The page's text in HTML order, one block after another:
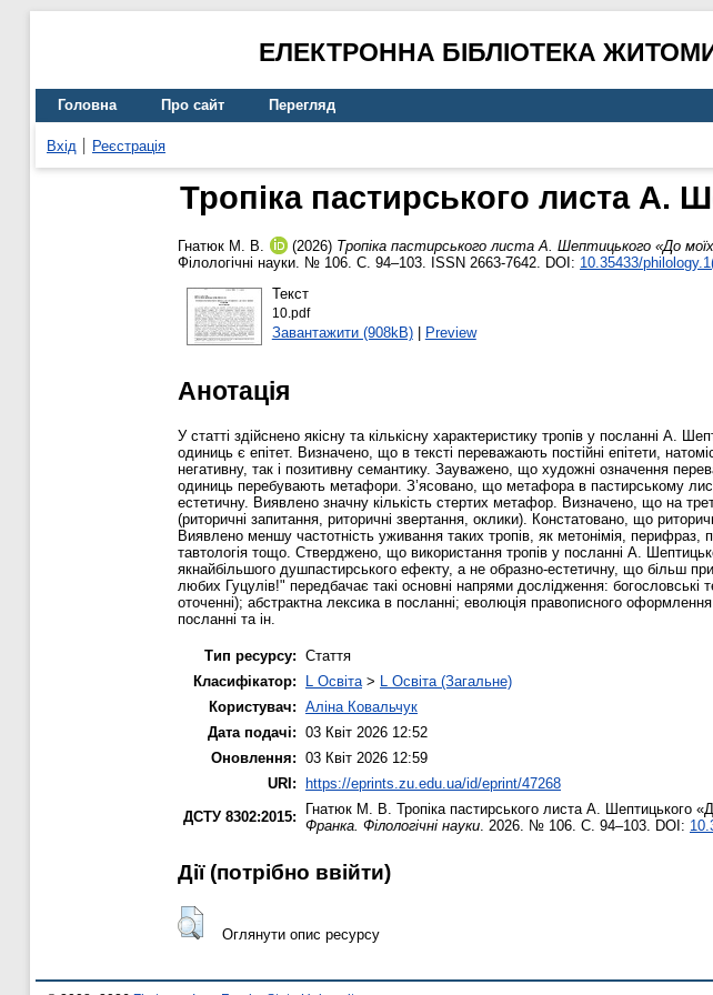
ЕЛЕКТРОННА БІБЛІОТЕКА
Головна Про сайт Перегляд
Вхід Реєстрація
Тропіка пастирського листа А.
Гнатюк М. В. (2026) Тропіка пастирського листа А. Шептицького «До
Філологічні науки. № 106. С. 94–103. ISSN 2663-7642. DOI: 10.35433/
Текст
10.pdf
Завантажити (908kB)| Preview
Анотація
У статті здійснено якісну та кількісну характеристику тропів у посланні А.
одиниць є епітет. Визначено, що в тексті переважають постійні епітети,
негативну, так і позитивну семантику. Зауважено, що художні означення
одиниць перебувають метафори. З’ясовано, що метафора в пастирському
естетичну. Виявлено значну кількість стертих метафор. Визначено, що на
(риторичні запитання, риторичні звертання, оклики). Констатовано, що
Виявлено меншу частотність уживання таких тропів, як метонімія, перифраз,
тавтологія тощо. Стверджено, що використання тропів у посланні А.
якнайбільшого душпастирського ефекту, а не образно-естетичну, що більш
любих Гуцулів!" передбачає такі основні напрями дослідження: богословські
оточенні); абстрактна лексика в посланні; еволюція правописного
посланні та ін.
Тип ресурсу: Стаття
Класифікатор:
L Освіта > L Освіта (Загальне)
Користувач: Аліна Ковальчук
Дата подачі: 03 Квіт 2026 12:52
Оновлення: 03 Квіт 2026 12:59
URI: https://eprints.zu.edu.ua/id/eprint/47268
ДСТУ 8302:2015:
Гнатюк М. В. Тропіка пастирського листа А. Шептицького
Франка. Філологічні науки . 2026. № 106. С. 94–103. DOI:
Дії ​​(потрібно ввійти)
Оглянути опис ресурсу